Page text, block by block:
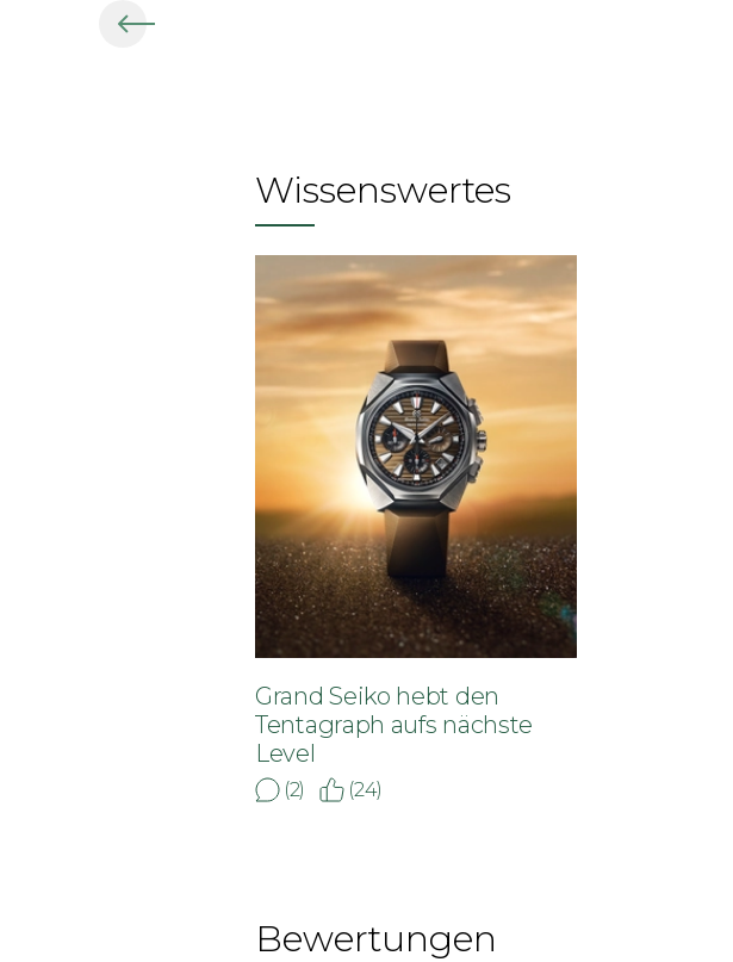
Wissenswertes
Grand Seiko hebt den
Tentagraph aufs nächste
Level
(2) (24)
Bewertungen